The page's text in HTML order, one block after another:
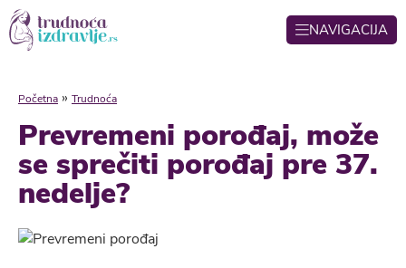
NAVIGACIJA
Početna » Trudnoća
Prevremeni porođaj, može
se sprečiti porođaj pre 37.
nedelje?